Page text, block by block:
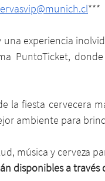
***
experiencia
PuntoTicket,
la fiesta cervecera
ambiente para
música y cerveza
disponibles a través